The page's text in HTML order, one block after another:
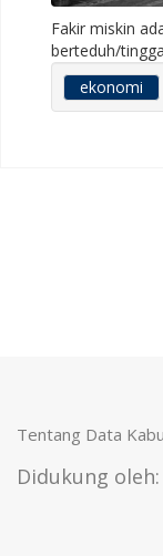
Fakir miskin
berteduh/
ekonomi
Tentang Data
Didukung oleh: